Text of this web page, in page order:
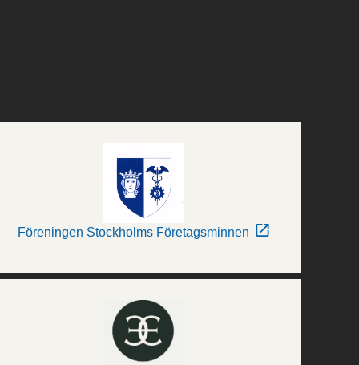
Föreningen Stockholms Företagsminnen